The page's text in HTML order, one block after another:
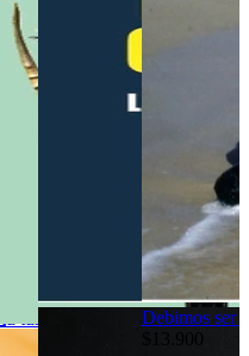
tumba ☆ Nueva edición
Debimos ser